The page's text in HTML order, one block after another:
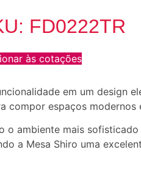
FD0222TR
às cotações
em um design
compor espaços modernos
ambiente mais
a Mesa Shiro uma